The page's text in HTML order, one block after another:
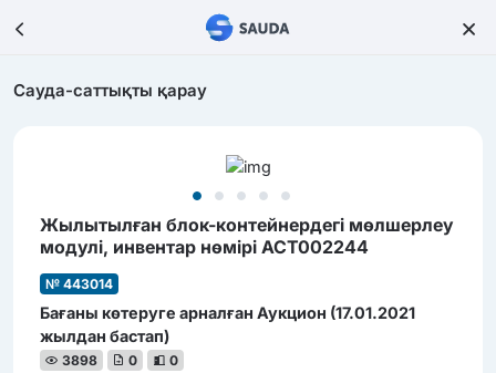
Сауда-саттықты қарау
Жылытылған блок-контейнердегі мөлшерлеу
модулі, инвентар нөмірі АСТ002244
№ 443014
Бағаны көтеруге арналған Аукцион (17.01.2021
жылдан бастап)
3898 0 0